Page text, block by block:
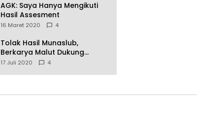
AGK: Saya Hanya Mengikuti
Hasil Assesment
16 Maret 2020 4
Tolak Hasil Munaslub,
Berkarya Malut Dukung
Tommy Soeharto
17 Juli 2020 4